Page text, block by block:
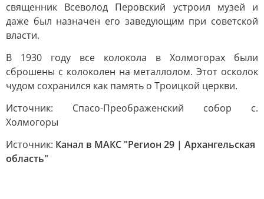
священник Всеволод Перовский устроил музей и
даже был назначен его заведующим при советской
власти.
В 1930 году все колокола в Холмогорах были
сброшены с колоколен на металлолом. Этот осколок
чудом сохранился как память о Троицкой церкви.
Источник: Спасо-Преображенский собор с.
Холмогоры
Источник: Канал в МАКС "Регион 29 | Архангельская
область"